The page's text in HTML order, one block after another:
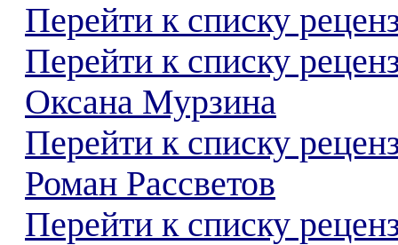
Перейти к списку
Перейти к списку
Оксана Мурзина
Перейти к списку
Роман Рассветов
Перейти к списку